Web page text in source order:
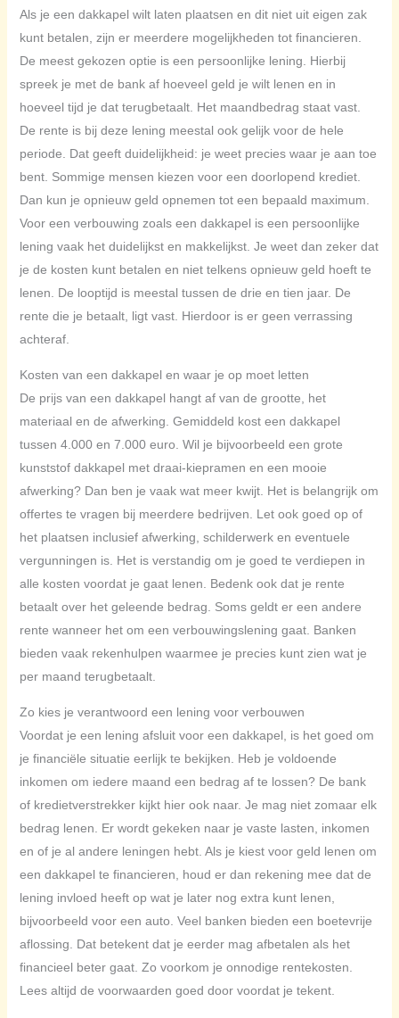
Als je een dakkapel wilt laten plaatsen en dit niet uit eigen zak
kunt betalen, zijn er meerdere mogelijkheden tot financieren.
De meest gekozen optie is een persoonlijke lening. Hierbij
spreek je met de bank af hoeveel geld je wilt lenen en in
hoeveel tijd je dat terugbetaalt. Het maandbedrag staat vast.
De rente is bij deze lening meestal ook gelijk voor de hele
periode. Dat geeft duidelijkheid: je weet precies waar je aan toe
bent. Sommige mensen kiezen voor een doorlopend krediet.
Dan kun je opnieuw geld opnemen tot een bepaald maximum.
Voor een verbouwing zoals een dakkapel is een persoonlijke
lening vaak het duidelijkst en makkelijkst. Je weet dan zeker dat
je de kosten kunt betalen en niet telkens opnieuw geld hoeft te
lenen. De looptijd is meestal tussen de drie en tien jaar. De
rente die je betaalt, ligt vast. Hierdoor is er geen verrassing
achteraf.
Kosten van een dakkapel en waar je op moet letten
De prijs van een dakkapel hangt af van de grootte, het
materiaal en de afwerking. Gemiddeld kost een dakkapel
tussen 4.000 en 7.000 euro. Wil je bijvoorbeeld een grote
kunststof dakkapel met draai-kiepramen en een mooie
afwerking? Dan ben je vaak wat meer kwijt. Het is belangrijk om
offertes te vragen bij meerdere bedrijven. Let ook goed op of
het plaatsen inclusief afwerking, schilderwerk en eventuele
vergunningen is. Het is verstandig om je goed te verdiepen in
alle kosten voordat je gaat lenen. Bedenk ook dat je rente
betaalt over het geleende bedrag. Soms geldt er een andere
rente wanneer het om een verbouwingslening gaat. Banken
bieden vaak rekenhulpen waarmee je precies kunt zien wat je
per maand terugbetaalt.
Zo kies je verantwoord een lening voor verbouwen
Voordat je een lening afsluit voor een dakkapel, is het goed om
je financiële situatie eerlijk te bekijken. Heb je voldoende
inkomen om iedere maand een bedrag af te lossen? De bank
of kredietverstrekker kijkt hier ook naar. Je mag niet zomaar elk
bedrag lenen. Er wordt gekeken naar je vaste lasten, inkomen
en of je al andere leningen hebt. Als je kiest voor geld lenen om
een dakkapel te financieren, houd er dan rekening mee dat de
lening invloed heeft op wat je later nog extra kunt lenen,
bijvoorbeeld voor een auto. Veel banken bieden een boetevrije
aflossing. Dat betekent dat je eerder mag afbetalen als het
financieel beter gaat. Zo voorkom je onnodige rentekosten.
Lees altijd de voorwaarden goed door voordat je tekent.